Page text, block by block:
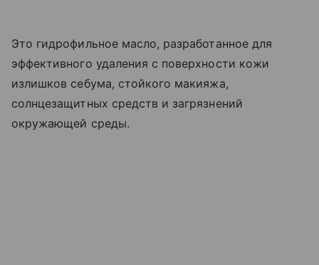
Это гидрофильное масло, разработанное для
эффективного удаления с поверхности кожи
излишков себума, стойкого макияжа,
солнцезащитных средств и загрязнений
окружающей среды.